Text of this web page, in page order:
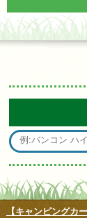
【キャンピングカ